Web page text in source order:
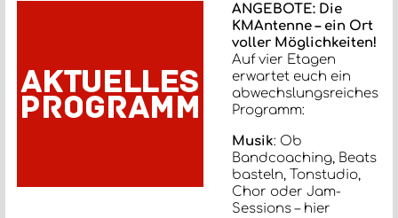
ANGEBOTE: Die
KMAntenne – ein Ort
voller Möglichkeiten!
Auf vier Etagen
erwartet euch ein
abwechslungsreiches
Programm:
Musik: Ob
Bandcoaching, Beats
basteln, Tonstudio,
Chor oder Jam-
Sessions – hier